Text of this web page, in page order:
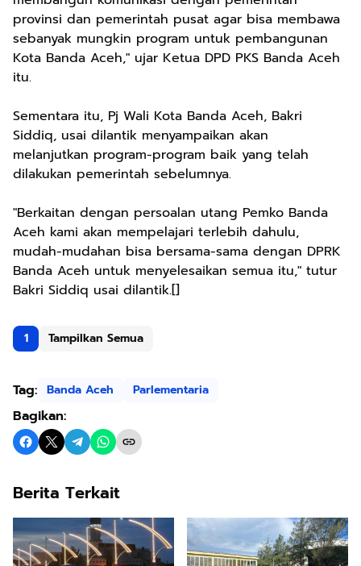
provinsi dan pemerintah pusat agar bisa membawa
sebanyak mungkin program untuk pembangunan
Kota Banda Aceh," ujar Ketua DPD PKS Banda Aceh
itu.
Sementara itu, Pj Wali Kota Banda Aceh, Bakri
Siddiq, usai dilantik menyampaikan akan
melanjutkan program-program baik yang telah
dilakukan pemerintah sebelumnya.
"Berkaitan dengan persoalan utang Pemko Banda
Aceh kami akan mempelajari terlebih dahulu,
mudah-mudahan bisa bersama-sama dengan DPRK
Banda Aceh untuk menyelesaikan semua itu," tutur
Bakri Siddiq usai dilantik.[]
1 Tampilkan Semua
Tag: Banda Aceh Parlementaria
Bagikan:
Berita Terkait